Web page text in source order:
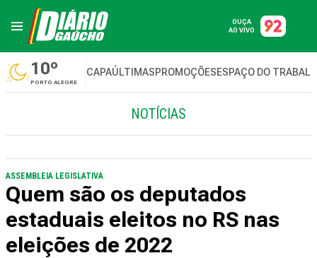
OUÇA
AO VIVO
10º
PORTO ALEGRE
CAPAÚLTIMASPROMOÇÕESESPAÇO DO
NOTÍCIAS
ASSEMBLEIA LEGISLATIVA
Quem são os deputados
estaduais eleitos no RS nas
eleições de 2022